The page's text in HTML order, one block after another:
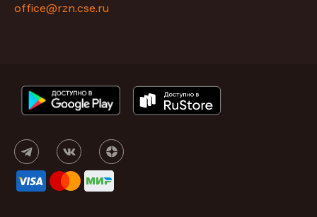
office@rzn.cse.ru